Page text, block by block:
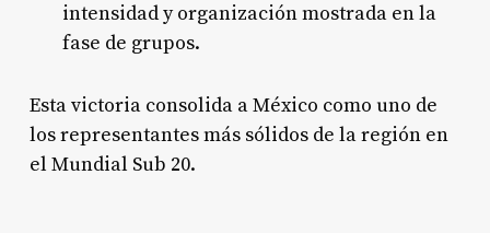
intensidad y organización mostrada en la
fase de grupos.
Esta victoria consolida a México como uno de
los representantes más sólidos de la región en
el Mundial Sub 20.